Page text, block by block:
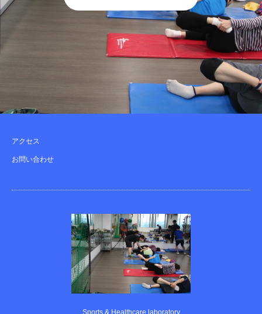
アクセス
お問い合わせ
Sports & Healthcare laboratory